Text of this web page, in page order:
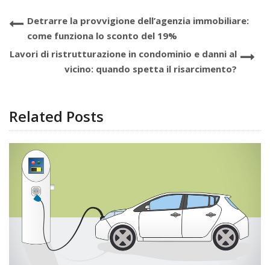
Detrarre la provvigione dell’agenzia immobiliare:
come funziona lo sconto del 19%
Lavori di ristrutturazione in condominio e danni al
vicino: quando spetta il risarcimento?
Related Posts